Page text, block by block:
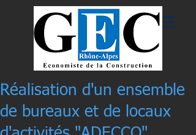
Réalisation d'un ensemble
de bureaux et de locaux